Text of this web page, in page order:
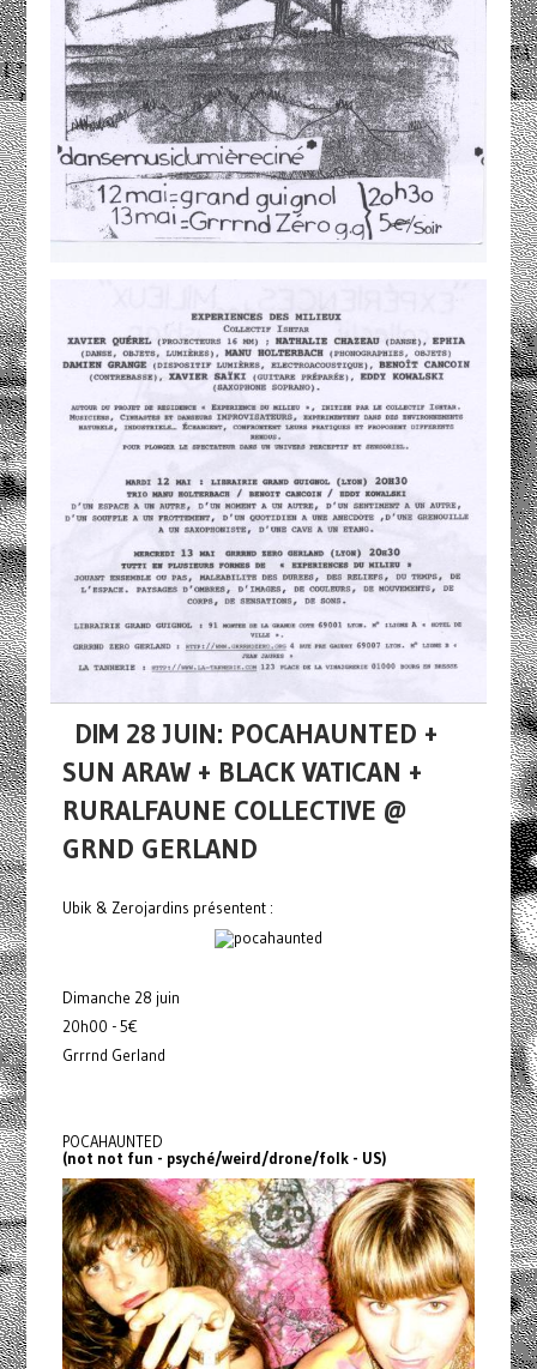
DIM 28 JUIN: POCAHAUNTED +
SUN ARAW + BLACK VATICAN +
RURALFAUNE COLLECTIVE @
GRND GERLAND
Ubik & Zerojardins présentent :
Dimanche 28 juin
20h00 - 5€
Grrrnd Gerland
POCAHAUNTED
(not not fun - psyché/weird/drone/folk - US)